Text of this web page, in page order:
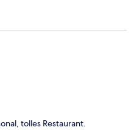
tolles Restaurant.